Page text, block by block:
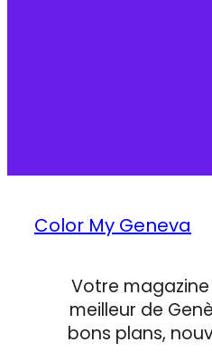
Color My Geneva
Votre
meilleur de
bons plans,